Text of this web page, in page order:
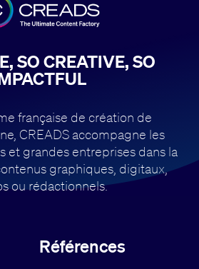
SO CREATIVE, SO
française de création de
CREADS accompagne les
et grandes entreprises dans la
graphiques, digitaux,
ou rédactionnels.
Références